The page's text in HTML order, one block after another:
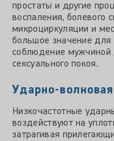
простаты и другие
воспаления, болевого
микроциркуляции и
большое значение
соблюдение мужчиной
сексуального покоя.
Ударно-
Низкочастотные
воздействуют на
затрагивая